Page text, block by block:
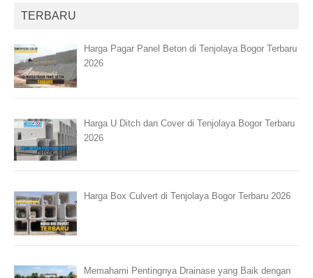
TERBARU
Harga Pagar Panel Beton di Tenjolaya Bogor Terbaru
2026
Harga U Ditch dan Cover di Tenjolaya Bogor Terbaru
2026
Harga Box Culvert di Tenjolaya Bogor Terbaru 2026
Memahami Pentingnya Drainase yang Baik dengan